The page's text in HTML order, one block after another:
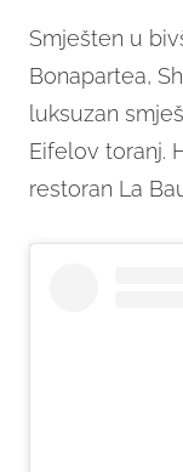
Smješten u
Bonapartea,
luksuzan
Eifelov toranj.
restoran La